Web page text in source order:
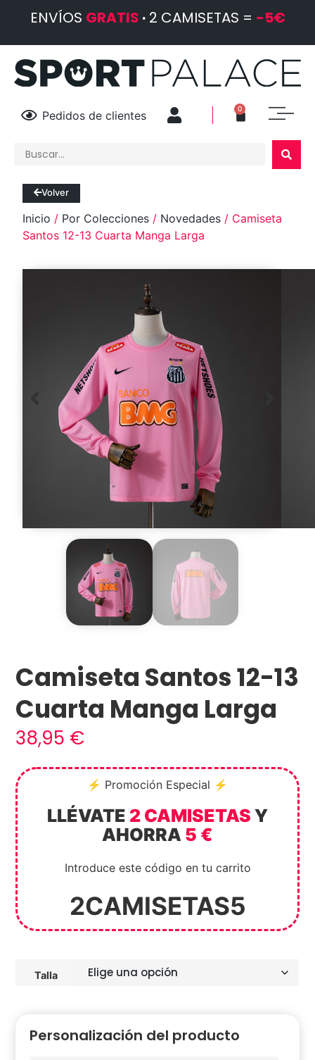
ENVÍOS GRATIS ·2 CAMISETAS = -5€
Pedidos de clientes 0
Camiseta Santos 12-13
Cuarta Manga Larga
38,95 €
⚡ Promoción Especial ⚡
LLÉVATE 2 CAMISETAS Y
AHORRA 5 €
Introduce este código en tu carrito
2CAMISETAS5
Talla
Personalización del producto
Volver
Inicio / Por Colecciones / Novedades / Camiseta
Santos 12-13 Cuarta Manga Larga